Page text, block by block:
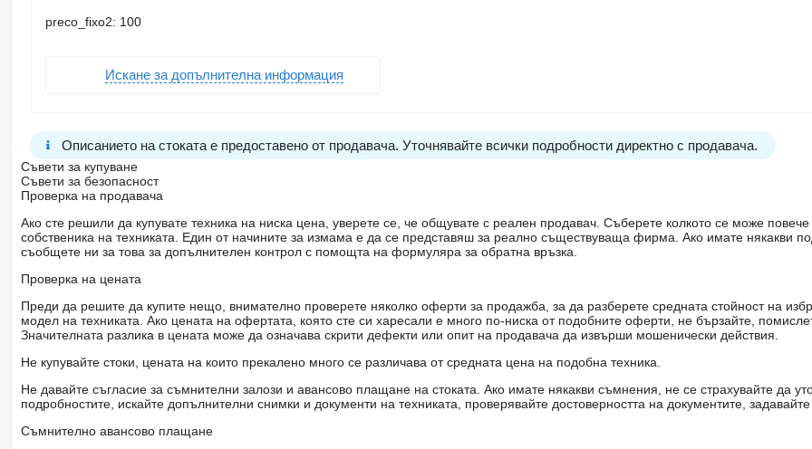
preco_fixo2: 100
Искане за допълнителна информация
Описанието на стоката е предоставено от продавача. Уточнявайте всички подробности директно с продавача.
Съвети за купуване
Съвети за безопасност
Проверка на продавача
Ако сте решили да купувате техника на ниска цена, уверете се, че общувате с реален продавач. Съберете колкото се може
собственика на техниката. Един от начините за измама е да се представяш за реално съществуваща фирма. Ако имате някакви
съобщете ни за това за допълнителен контрол с помощта на формуляра за обратна връзка.
Проверка на цената
Преди да решите да купите нещо, внимателно проверете няколко оферти за продажба, за да разберете средната стойност на
модел на техниката. Ако цената на офертата, която сте си харесали е много по-ниска от подобните оферти, не бързайте,
Значителната разлика в цената може да означава скрити дефекти или опит на продавача да извърши мошенически действия.
Не купувайте стоки, цената на които прекалено много се различава от средната цена на подобна техника.
Не давайте съгласие за съмнителни залози и авансово плащане на стоката. Ако имате някакви съмнения, не се страхувайте да
подробностите, искайте допълнителни снимки и документи на техниката, проверявайте достоверността на документите,
Съмнително авансово плащане